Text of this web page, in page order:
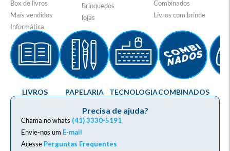
Box de livros
Mais vendidos
Informática
Brinquedos
lojas
Combinados
Livros com brinde
Precisa de ajuda?
Chama no whats (41) 3330-5191
Envie-nos um E-mail
Acesse Perguntas Frequentes
LIVROS PAPELARIA TECNOLOGIACOMBINADOS